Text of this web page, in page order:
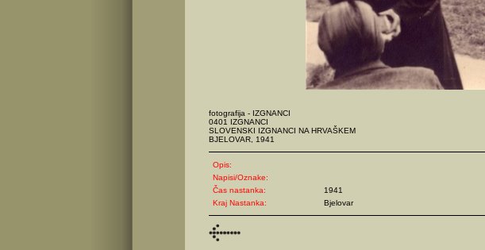
fotografija - IZGNANCI
0401 IZGNANCI
SLOVENSKI IZGNANCI NA HRVAŠKEM
BJELOVAR, 1941
Opis:
Napisi/Oznake:
Čas nastanka:
1941
Kraj Nastanka:
Bjelovar